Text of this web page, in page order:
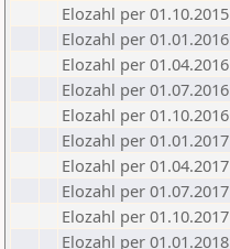
Elozahl per 01.10.2015
Elozahl per 01.01.2016
Elozahl per 01.04.2016
Elozahl per 01.07.2016
Elozahl per 01.10.2016
Elozahl per 01.01.2017
Elozahl per 01.04.2017
Elozahl per 01.07.2017
Elozahl per 01.10.2017
Elozahl per 01.01.2018